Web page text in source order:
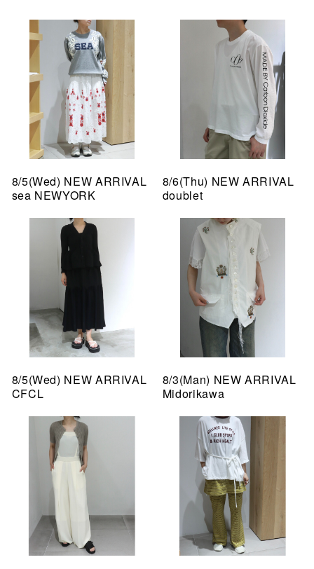
8/5(Wed) NEW ARRIVAL
sea NEWYORK
8/6(Thu) NEW ARRIVAL
doublet
8/5(Wed) NEW ARRIVAL
CFCL
8/3(Man) NEW ARRIVAL
Midorikawa